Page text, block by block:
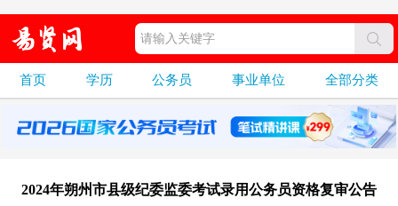
首页 学历 公务员 事业单位 全部分类
2024年朔州市县级纪委监委考试录用公务员资格复审公告